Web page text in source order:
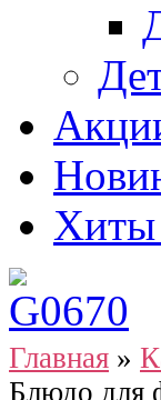
Хиты
Главная »
Блюдо